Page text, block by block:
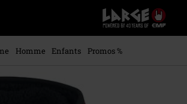
EMP
-
Merchandising
Homme Enfants
Promos %